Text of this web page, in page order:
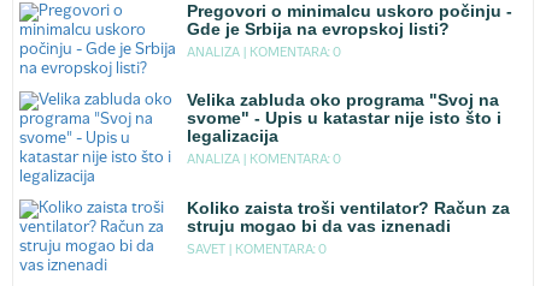
Pregovori o minimalcu uskoro počinju -
Gde je Srbija na evropskoj listi?
ANALIZA | KOMENTARA: 0
Velika zabluda oko programa "Svoj na
svome" - Upis u katastar nije isto što i
legalizacija
ANALIZA | KOMENTARA: 0
Koliko zaista troši ventilator? Račun za
struju mogao bi da vas iznenadi
SAVET | KOMENTARA: 0